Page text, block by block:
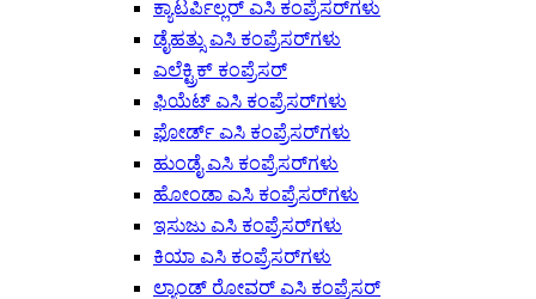
ಕ್ಯಾಟರ್ಪಿಲ್ಲರ್ ಎಸಿ ಕಂಪ್ರೆಸರ್‌ಗಳು
ಡೈಹತ್ಸು ಎಸಿ ಕಂಪ್ರೆಸರ್‌ಗಳು
ಎಲೆಕ್ಟ್ರಿಕ್ ಕಂಪ್ರೆಸರ್
ಫಿಯೆಟ್ ಎಸಿ ಕಂಪ್ರೆಸರ್‌ಗಳು
ಫೋರ್ಡ್ ಎಸಿ ಕಂಪ್ರೆಸರ್‌ಗಳು
ಹುಂಡೈ ಎಸಿ ಕಂಪ್ರೆಸರ್‌ಗಳು
ಹೋಂಡಾ ಎಸಿ ಕಂಪ್ರೆಸರ್‌ಗಳು
ಇಸುಜು ಎಸಿ ಕಂಪ್ರೆಸರ್‌ಗಳು
ಕಿಯಾ ಎಸಿ ಕಂಪ್ರೆಸರ್‌ಗಳು
ಲ್ಯಾಂಡ್ ರೋವರ್ ಎಸಿ ಕಂಪ್ರೆಸರ್